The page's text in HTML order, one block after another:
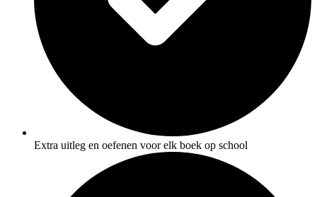
Extra uitleg en oefenen voor elk boek op school